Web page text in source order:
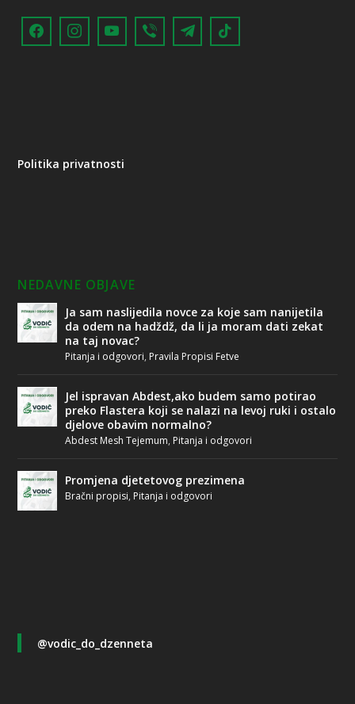
Politika privatnosti
NEDAVNE OBJAVE
Ja sam naslijedila novce za koje sam nanijetila
da odem na hadždž, da li ja moram dati zekat
na taj novac?
Pitanja i odgovori, Pravila Propisi Fetve
Jel ispravan Abdest,ako budem samo potirao
preko Flastera koji se nalazi na levoj ruki i ostalo
djelove obavim normalno?
Abdest Mesh Tejemum, Pitanja i odgovori
Promjena djetetovog prezimena
Bračni propisi, Pitanja i odgovori
@vodic_do_dzenneta